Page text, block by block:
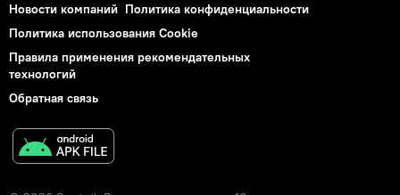
Новости компаний Политика конфиденциальности
Политика использования Cookie
Правила применения рекомендательных
технологий
Обратная связь